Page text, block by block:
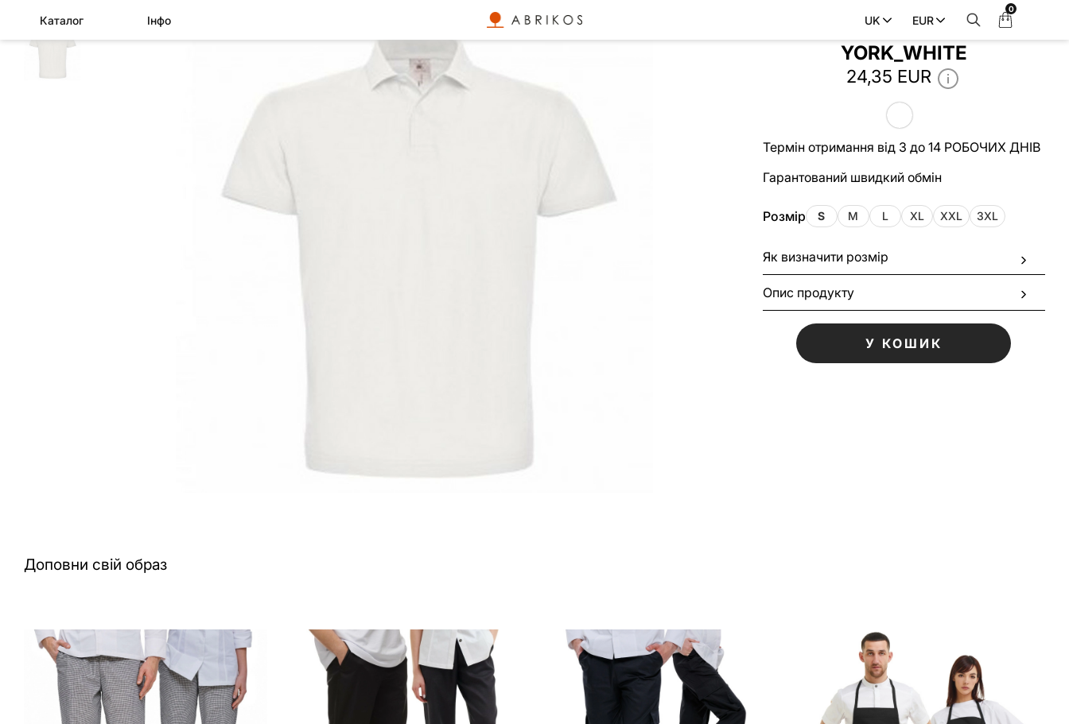
Каталог Інфо UK EUR
0
Поло чоловіче NEW
YORK_WHITE
24,35 EUR
Термін отримання від 3 до 14 РОБОЧИХ ДНІВ
Гарантований швидкий обмін
Розмір S M L XL XXL 3XL
Як визначити розмір
Опис продукту
У КОШИК
Доповни свій образ